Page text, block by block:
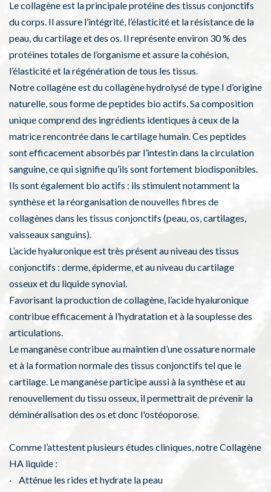
Le collagène est la principale protéine des tissus conjonctifs
du corps. Il assure l’intégrité, l’élasticité et la résistance de la
peau, du cartilage et des os. Il représente environ 30 % des
protéines totales de l’organisme et assure la cohésion,
l’élasticité et la régénération de tous les tissus.
Notre collagène est du collagène hydrolysé de type I d’origine
naturelle, sous forme de peptides bio actifs. Sa composition
unique comprend des ingrédients identiques à ceux de la
matrice rencontrée dans le cartilage humain. Ces peptides
sont efficacement absorbés par l’intestin dans la circulation
sanguine, ce qui signifie qu’ils sont fortement biodisponibles.
Ils sont également bio actifs : ils stimulent notamment la
synthèse et la réorganisation de nouvelles fibres de
collagènes dans les tissus conjonctifs (peau, os, cartilages,
vaisseaux sanguins).
L’acide hyaluronique est très présent au niveau des tissus
conjonctifs : derme, épiderme, et au niveau du cartilage
osseux et du liquide synovial.
Favorisant la production de collagène, l’acide hyaluronique
contribue efficacement à l’hydratation et à la souplesse des
articulations.
Le manganèse contribue au maintien d’une ossature normale
et à la formation normale des tissus conjonctifs tel que le
cartilage. Le manganèse participe aussi à la synthèse et au
renouvellement du tissu osseux, il permettrait de prévenir la
déminéralisation des os et donc l'ostéoporose.
Comme l’attestent plusieurs études cliniques, notre Collagène
HA liquide :
· Atténue les rides et hydrate la peau